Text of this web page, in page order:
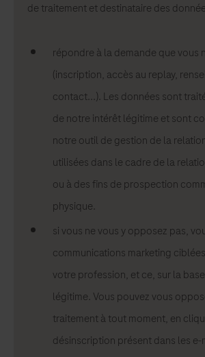
de traitement et destinataire des
répondre à la demande que vous
(inscription, accès au replay,
contact...). Les données sont
de notre intérêt légitime et sont
notre outil de gestion de la
utilisées dans le cadre de la
ou à des fins de prospection
physique.
si vous ne vous y opposez pas,
communications marketing
votre profession, et ce, sur la
légitime. Vous pouvez vous
traitement à tout moment, en
désinscription présent dans les e-